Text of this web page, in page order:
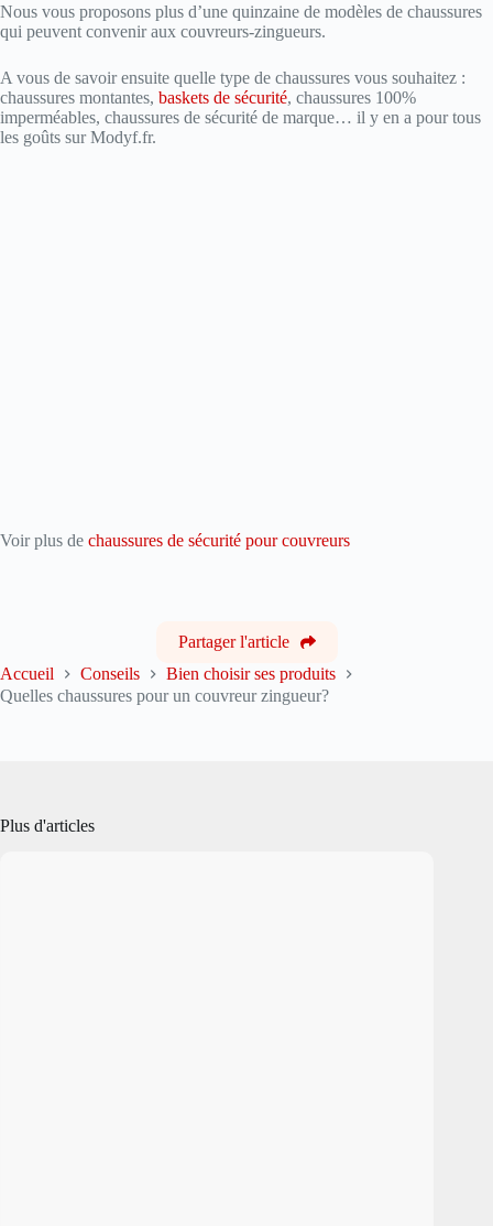
Nous vous proposons plus d’une quinzaine de modèles de chaussures
qui peuvent convenir aux couvreurs-zingueurs.
A vous de savoir ensuite quelle type de chaussures vous souhaitez :
chaussures montantes, baskets de sécurité, chaussures 100%
imperméables, chaussures de sécurité de marque… il y en a pour tous
les goûts sur Modyf.fr.
Voir plus de chaussures de sécurité pour couvreurs
Partager l'article
Accueil
Conseils
Bien choisir ses produits
Quelles chaussures pour un couvreur zingueur?
Plus d'articles